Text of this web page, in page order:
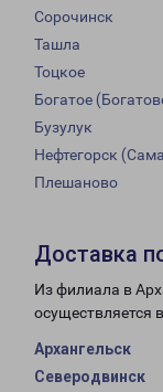
Сорочинск
Ташла
Тоцкое
Богатое
Бузулук
Нефтегорск
Плешаново
Доставка
Из филиала в
осуществляется
Архангельск
Северодвинск